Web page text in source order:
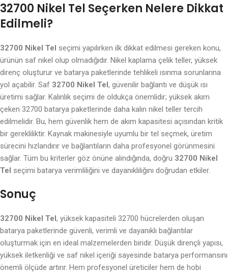
32700 Nikel Tel Seçerken Nelere Dikkat
Edilmeli?
32700 Nikel Tel seçimi yapılırken ilk dikkat edilmesi gereken konu,
ürünün saf nikel olup olmadığıdır. Nikel kaplama çelik teller, yüksek
direnç oluşturur ve batarya paketlerinde tehlikeli ısınma sorunlarına
yol açabilir. Saf 32700 Nikel Tel, güvenilir bağlantı ve düşük ısı
üretimi sağlar. Kalınlık seçimi de oldukça önemlidir; yüksek akım
çeken 32700 batarya paketlerinde daha kalın nikel teller tercih
edilmelidir. Bu, hem güvenlik hem de akım kapasitesi açısından kritik
bir gerekliliktir. Kaynak makinesiyle uyumlu bir tel seçmek, üretim
sürecini hızlandırır ve bağlantıların daha profesyonel görünmesini
sağlar. Tüm bu kriterler göz önüne alındığında, doğru 32700 Nikel
Tel seçimi batarya verimliliğini ve dayanıklılığını doğrudan etkiler.
Sonuç
32700 Nikel Tel, yüksek kapasiteli 32700 hücrelerden oluşan
batarya paketlerinde güvenli, verimli ve dayanıklı bağlantılar
oluşturmak için en ideal malzemelerden biridir. Düşük dirençli yapısı,
yüksek iletkenliği ve saf nikel içeriği sayesinde batarya performansını
önemli ölçüde artırır. Hem profesyonel üreticiler hem de hobi